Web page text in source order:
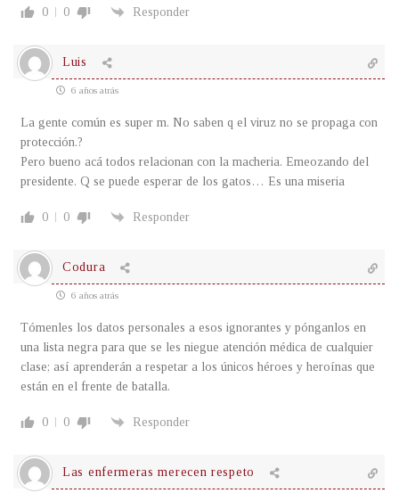
0 0 Responder
Luis
6 años atrás
La gente común es super m. No saben q el viruz no se propaga con
protección.?
Pero bueno acá todos relacionan con la macheria. Emeozando del
presidente. Q se puede esperar de los gatos… Es una miseria
0 0 Responder
Codura
6 años atrás
Tómenles los datos personales a esos ignorantes y pónganlos en
una lista negra para que se les niegue atención médica de cualquier
clase; así aprenderán a respetar a los únicos héroes y heroínas que
están en el frente de batalla.
0 0 Responder
Las enfermeras merecen respeto